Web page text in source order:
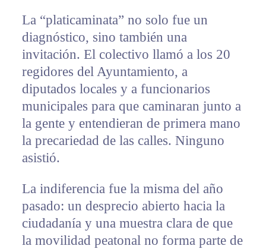
La “platicaminata” no solo fue un
diagnóstico, sino también una
invitación. El colectivo llamó a los 20
regidores del Ayuntamiento, a
diputados locales y a funcionarios
municipales para que caminaran junto a
la gente y entendieran de primera mano
la precariedad de las calles. Ninguno
asistió.
La indiferencia fue la misma del año
pasado: un desprecio abierto hacia la
ciudadanía y una muestra clara de que
la movilidad peatonal no forma parte de